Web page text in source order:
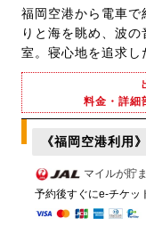
福岡空港から電車で
りと海を眺め、波
室。寝心地を追求し
料金・詳細
《福岡空港利用
マイルが貯
予約後すぐにe-チケッ